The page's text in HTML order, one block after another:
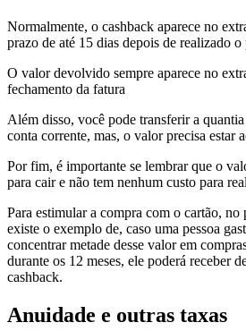
Normalmente, o cashback aparece no
prazo de até 15 dias depois de realizado
O valor devolvido sempre aparece no
fechamento da fatura
Além disso, você pode transferir a quantia
conta corrente, mas, o valor precisa estar
Por fim, é importante se lembrar que o
para cair e não tem nenhum custo para
Para estimular a compra com o cartão,
existe o exemplo de, caso uma pessoa
concentrar metade desse valor em
durante os 12 meses, ele poderá receber
cashback.
Anuidade e outras taxas